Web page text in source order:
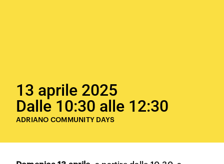
13 aprile 2025
Dalle 10:30 alle 12:30
ADRIANO COMMUNITY DAYS